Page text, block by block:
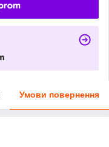
Умови повернення